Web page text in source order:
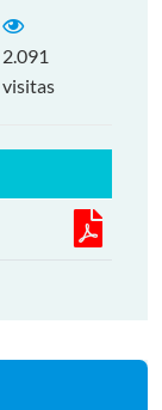
2.091
visitas